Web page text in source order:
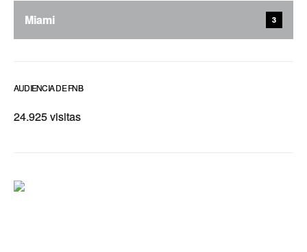
Miami 3
AUDIENCIA DE FNB
24.925 visitas